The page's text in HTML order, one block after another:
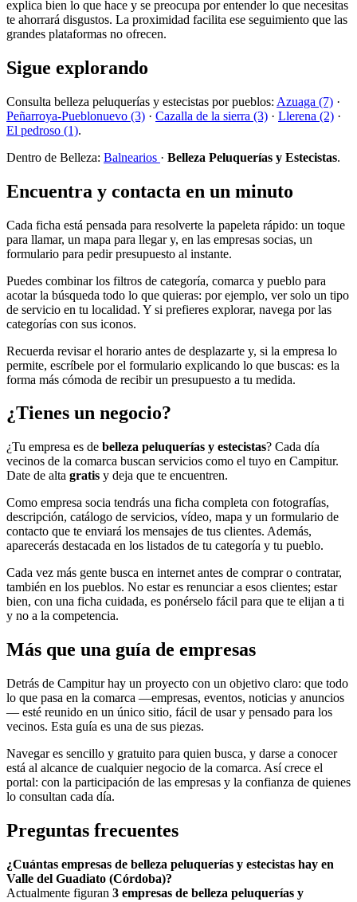
explica bien lo que hace y se preocupa por entender lo que necesitas
te ahorrará disgustos. La proximidad facilita ese seguimiento que las
grandes plataformas no ofrecen.
Sigue explorando
Consulta belleza peluquerías y estecistas por pueblos: Azuaga (7) ·
Peñarroya-Pueblonuevo (3) · Cazalla de la sierra (3) · Llerena (2) ·
El pedroso (1).
Dentro de Belleza: Balnearios · Belleza Peluquerías y Estecistas.
Encuentra y contacta en un minuto
Cada ficha está pensada para resolverte la papeleta rápido: un toque
para llamar, un mapa para llegar y, en las empresas socias, un
formulario para pedir presupuesto al instante.
Puedes combinar los filtros de categoría, comarca y pueblo para
acotar la búsqueda todo lo que quieras: por ejemplo, ver solo un tipo
de servicio en tu localidad. Y si prefieres explorar, navega por las
categorías con sus iconos.
Recuerda revisar el horario antes de desplazarte y, si la empresa lo
permite, escríbele por el formulario explicando lo que buscas: es la
forma más cómoda de recibir un presupuesto a tu medida.
¿Tienes un negocio?
¿Tu empresa es de belleza peluquerías y estecistas? Cada día
vecinos de la comarca buscan servicios como el tuyo en Campitur.
Date de alta gratis y deja que te encuentren.
Como empresa socia tendrás una ficha completa con fotografías,
descripción, catálogo de servicios, vídeo, mapa y un formulario de
contacto que te enviará los mensajes de tus clientes. Además,
aparecerás destacada en los listados de tu categoría y tu pueblo.
Cada vez más gente busca en internet antes de comprar o contratar,
también en los pueblos. No estar es renunciar a esos clientes; estar
bien, con una ficha cuidada, es ponérselo fácil para que te elijan a ti
y no a la competencia.
Más que una guía de empresas
Detrás de Campitur hay un proyecto con un objetivo claro: que todo
lo que pasa en la comarca —empresas, eventos, noticias y anuncios
— esté reunido en un único sitio, fácil de usar y pensado para los
vecinos. Esta guía es una de sus piezas.
Navegar es sencillo y gratuito para quien busca, y darse a conocer
está al alcance de cualquier negocio de la comarca. Así crece el
portal: con la participación de las empresas y la confianza de quienes
lo consultan cada día.
Preguntas frecuentes
¿Cuántas empresas de belleza peluquerías y estecistas hay en
Valle del Guadiato (Córdoba)?
Actualmente figuran 3 empresas de belleza peluquerías y